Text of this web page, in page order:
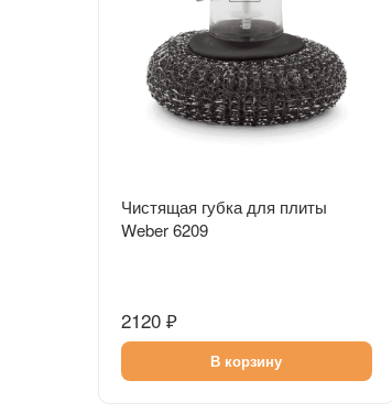
Чистящая губка для плиты
Weber 6209
2120 ₽
В корзину